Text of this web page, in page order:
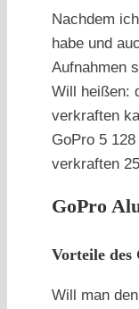
Nachdem
habe und
Aufnahmen
Will heißen:
verkraften
GoPro 5
verkraften
GoPro
Vorteile des
Will man